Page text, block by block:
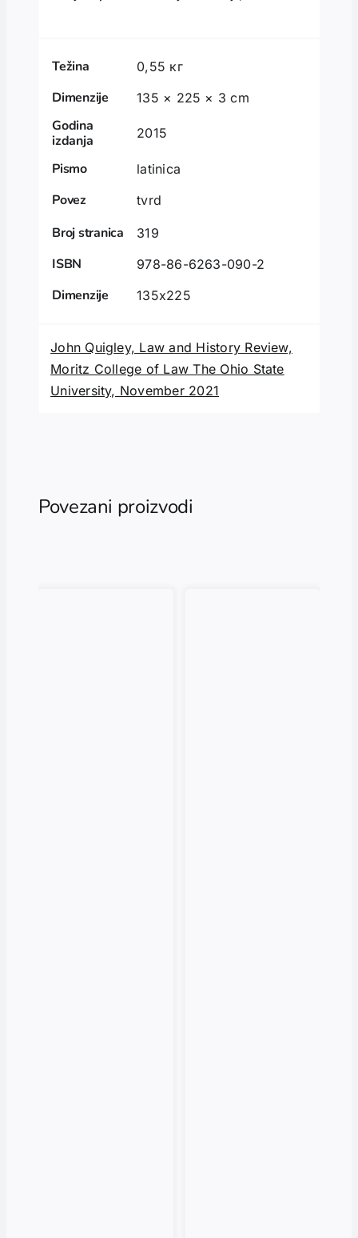
Težina 0,55 кг
Dimenzije 135 × 225 × 3 cm
Godina
izdanja
2015
Pismo latinica
Povez tvrd
Broj stranica 319
ISBN 978-86-6263-090-2
Dimenzije 135x225
John Quigley, Law and History Review,
Moritz College of Law The Ohio State
University, November 2021
Povezani proizvodi